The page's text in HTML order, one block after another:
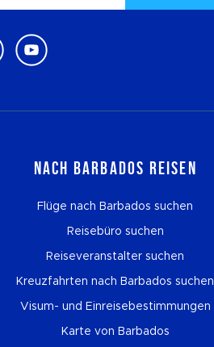
Nach Barbados reisen
Flüge nach Barbados suchen
Reisebüro suchen
Reiseveranstalter suchen
Kreuzfahrten nach Barbados suchen
Visum- und Einreisebestimmungen
Karte von Barbados